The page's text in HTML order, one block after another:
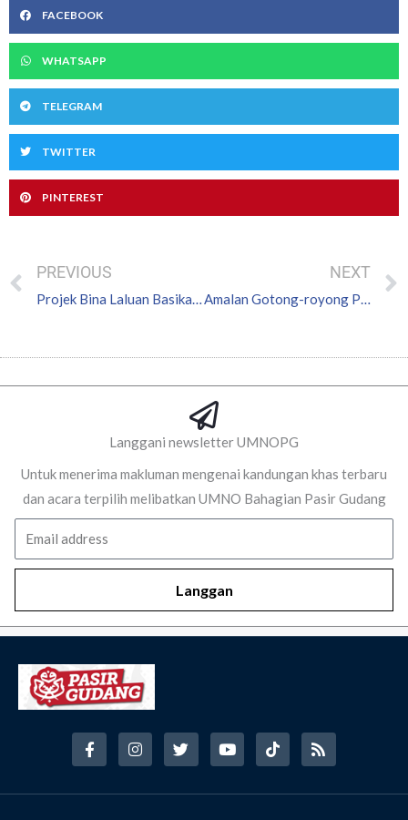
FACEBOOK
WHATSAPP
TELEGRAM
TWITTER
PINTEREST
Prev
PREVIOUS NEXT
Langgani newsletter UMNOPG
Untuk menerima makluman mengenai kandungan khas terbaru
dan acara terpilih melibatkan UMNO Bahagian Pasir Gudang
Langgan
F
a
c
I
n
s
T
w
i
Y
o
u
T
i
k
R
s
s